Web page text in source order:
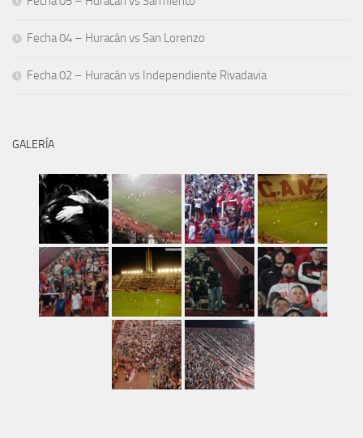
Fecha 04 – Huracán vs San Lorenzo
Fecha 02 – Huracán vs Independiente Rivadavia
GALERÍA